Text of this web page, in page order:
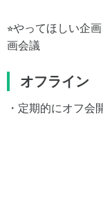
⭐︎やってほしい企
画会議
オフライン
・定期的にオフ会